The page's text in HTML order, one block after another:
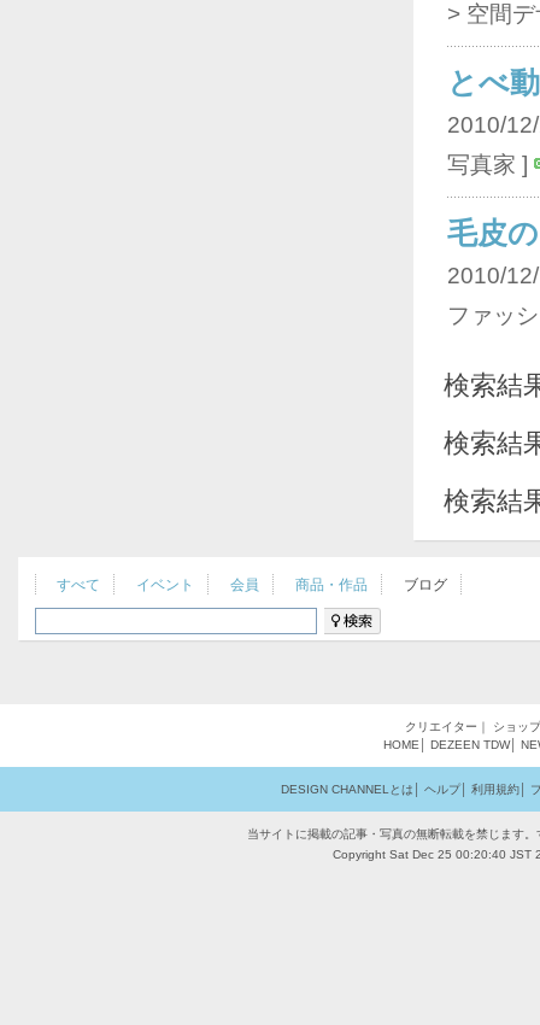
> 空間
とべ
2010/
写真家 ]
毛皮
2010/
ファッ
検索結
検索結
検索結
すべて イベント 会員 商品・作品 ブログ
クリエイター ｜ ショップ
HOME
DEZEEN TDW│
DESIGN CHANNELとは ヘルプ│ 利用規約│
当サイトに掲載の記事・写真の無断転載を禁じます
Copyright Sat Dec 25 00:20:40 JST